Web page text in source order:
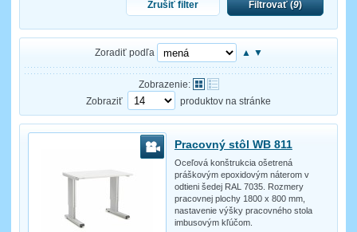
Zrušiť filter Filtrovať (9)
Zoradiť podľa ▲ ▼
Zobrazenie:
Zobraziť
produktov na stránke
Pracovný stôl WB 811
Oceľová konštrukcia ošetrená
práškovým epoxidovým náterom v
odtieni šedej RAL 7035. Rozmery
pracovnej plochy 1800 x 800 mm,
nastavenie výšky pracovného stola
imbusovým kľúčom.